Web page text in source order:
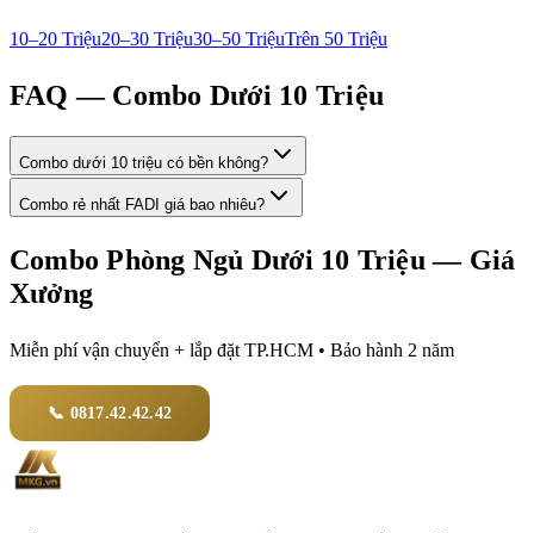
10–20 Triệu20–30 Triệu30–50 TriệuTrên 50 Triệu
FAQ — Combo Dưới 10 Triệu
Combo dưới 10 triệu có bền không?
Combo rẻ nhất FADI giá bao nhiêu?
Combo Phòng Ngủ Dưới 10 Triệu — Giá
Xưởng
Miễn phí vận chuyển + lắp đặt TP.HCM • Bảo hành 2 năm
📞 0817.42.42.42